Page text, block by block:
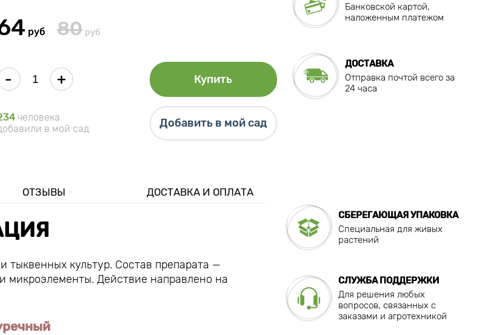
руб 80 руб
- + Купить
человека
в мой сад
Добавить в мой сад
Банковской картой,
наложенным платежом
ДОСТАВКА
Отправка почтой всего за
24 часа
ОТЗЫВЫ ДОСТАВКА И ОПЛАТА
тыквенных культур. Состав препарата —
микроэлементы. Действие направлено на
СБЕРЕГАЮЩАЯ УПАКОВКА
Специальная для живых
растений
СЛУЖБА ПОДДЕРЖКИ
Для решения любых
вопросов, связанных с
заказами и агротехникой